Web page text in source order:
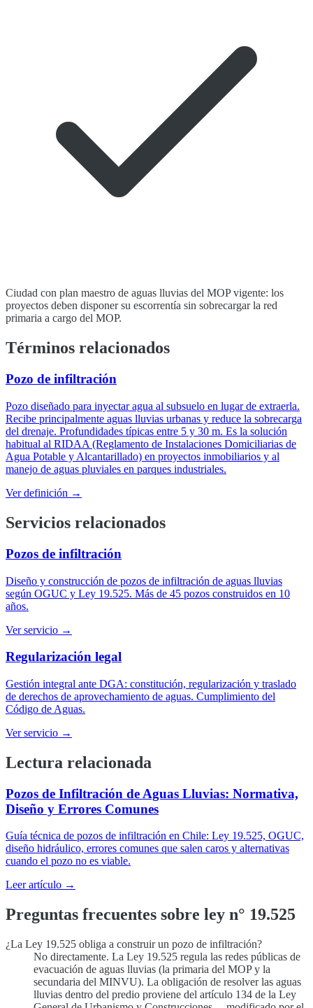
Ciudad con plan maestro de aguas lluvias del MOP vigente: los
proyectos deben disponer su escorrentía sin sobrecargar la red
primaria a cargo del MOP.
Términos relacionados
Pozo de infiltración
Pozo diseñado para inyectar agua al subsuelo en lugar de extraerla.
Recibe principalmente aguas lluvias urbanas y reduce la sobrecarga
del drenaje. Profundidades típicas entre 5 y 30 m. Es la solución
habitual al RIDAA (Reglamento de Instalaciones Domiciliarias de
Agua Potable y Alcantarillado) en proyectos inmobiliarios y al
manejo de aguas pluviales en parques industriales.
Ver definición →
Servicios relacionados
Pozos de infiltración
Diseño y construcción de pozos de infiltración de aguas lluvias
según OGUC y Ley 19.525. Más de 45 pozos construidos en 10
años.
Ver servicio →
Regularización legal
Gestión integral ante DGA: constitución, regularización y traslado
de derechos de aprovechamiento de aguas. Cumplimiento del
Código de Aguas.
Ver servicio →
Lectura relacionada
Pozos de Infiltración de Aguas Lluvias: Normativa,
Diseño y Errores Comunes
Guía técnica de pozos de infiltración en Chile: Ley 19.525, OGUC,
diseño hidráulico, errores comunes que salen caros y alternativas
cuando el pozo no es viable.
Leer artículo →
Preguntas frecuentes sobre ley n° 19.525
¿La Ley 19.525 obliga a construir un pozo de infiltración?
No directamente. La Ley 19.525 regula las redes públicas de
evacuación de aguas lluvias (la primaria del MOP y la
secundaria del MINVU). La obligación de resolver las aguas
lluvias dentro del predio proviene del artículo 134 de la Ley